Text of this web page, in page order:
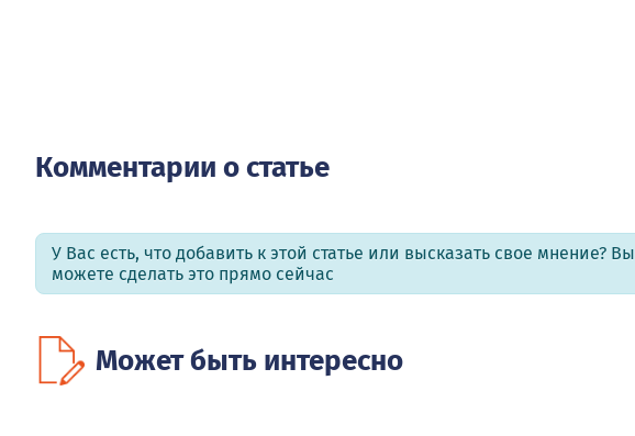
Комментарии о статье
У Вас есть, что добавить к этой статье или высказать свое мнение? Вы
можете сделать это прямо сейчас
Может быть интересно